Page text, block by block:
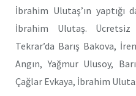
İbrahim Ulutaş’ın
İbrahim Ulutaş.
Tekrar’da Barış Bakova,
Angın, Yağmur Ulusoy,
Çağlar Evkaya, İbrahim